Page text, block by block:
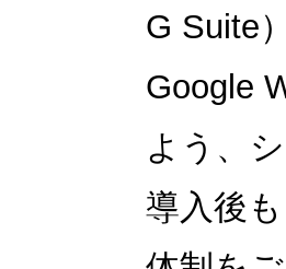
G Suite
Google
よう、
導入後